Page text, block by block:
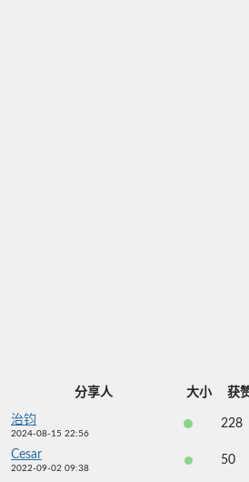
分享人 大小 获
治钧
2024-08-15 22:56
228
Cesar
2022-09-02 09:38
50